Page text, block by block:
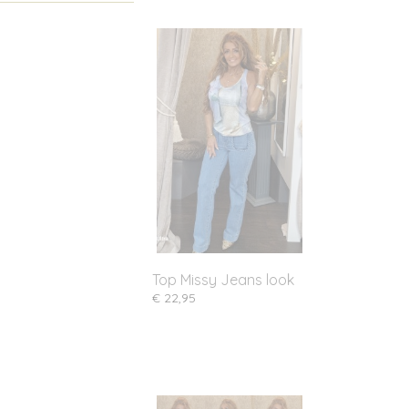
Top Missy Jeans look
€ 22,95